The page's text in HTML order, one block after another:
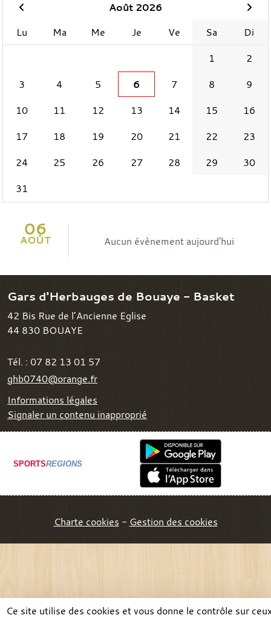
Août 2026
Lu
Ma Me Je Ve Sa
Di
1
2
3
4 5 6 7 8
9
10
11 12 13 14 15
16
17
18 19 20 21 22
23
24
25 26 27 28 29
30
31
06
AOÛT Aucun évènement aujourd'hui
Gars d'Herbauges de Bouaye - Basket
42 Bis Rue de l’Ancienne Eglise
44 830 BOUAYE
Tél. : 07 82 13 01 57
ghb0740@orange.fr
Informations légales
Signaler un contenu inapproprié
SPORTSREGIONS
Charte cookies Gestion des cookies
Ce site utilise des cookies et vous donne le contrôle sur